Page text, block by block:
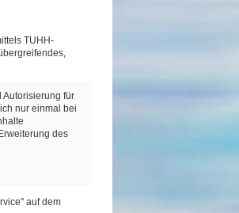
TUHH-
Autorisierung für
nur einmal bei
des
auf dem